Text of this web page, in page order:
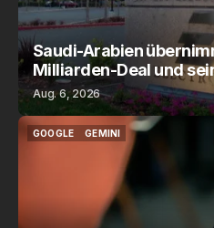
Saudi-Arabien
Milliarden-Deal und
Aug. 6, 2026
GOOGLE
GEMINI